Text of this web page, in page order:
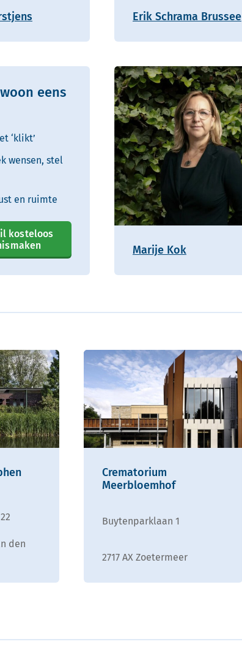
Erik Schrama Brussee
eens
‘klikt’
wensen, stel
en ruimte
kosteloos
Marije Kok
den
Crematorium
Meerbloemhof
Buytenparklaan 1
2717 AX Zoetermeer